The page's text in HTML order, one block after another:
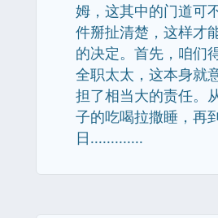
姆，这其中的门道可
件掰扯清楚，这样才
的决定。首先，咱们
全职太太，这本身就
担了相当大的责任。
子的吃喝拉撒睡，再
日.............